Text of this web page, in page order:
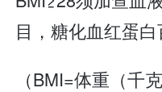
目，糖化血红蛋白
（BMI=体重（千